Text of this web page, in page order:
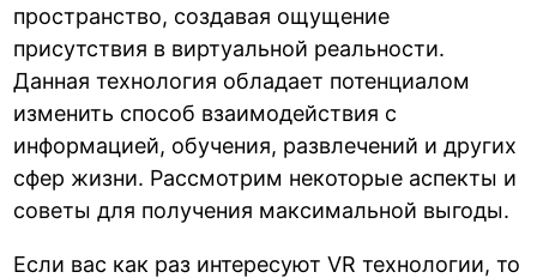
пространство, создавая ощущение
присутствия в виртуальной реальности.
Данная технология обладает потенциалом
изменить способ взаимодействия с
информацией, обучения, развлечений и других
сфер жизни. Рассмотрим некоторые аспекты и
советы для получения максимальной выгоды.
Если вас как раз интересуют VR технологии, то